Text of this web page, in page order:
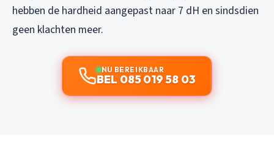
hebben de hardheid aangepast naar 7 dH en sindsdien
geen klachten meer.
NU BEREIKBAAR
BEL 085 019 58 03